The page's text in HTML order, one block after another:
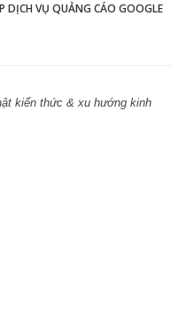
DỊCH VỤ QUẢNG CÁO GOOGLE
kiến thức & xu hướng kinh